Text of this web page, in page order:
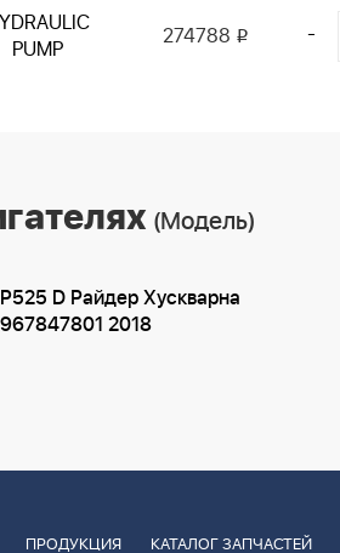
PUMP
274788 i -
(Модель)
P525 D Райдер Хускварна
967847801 2018
ПРОДУКЦИЯ КАТАЛОГ ЗАПЧАСТЕЙ